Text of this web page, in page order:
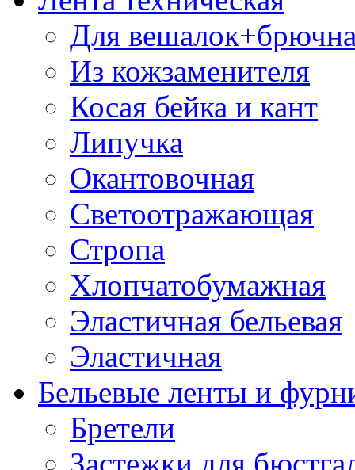
Для
Из кожзаменителя
Косая бейка и кант
Липучка
Окантовочная
Светоотражающая
Стропа
Хлопчатобумажная
Эластичная бельевая
Эластичная
Бельевые ленты и
Бретели
Застежки для